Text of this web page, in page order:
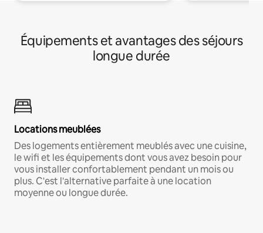
Équipements et avantages des séjours
longue durée
Locations meublées
Des logements entièrement meublés avec une cuisine,
le wifi et les équipements dont vous avez besoin pour
vous installer confortablement pendant un mois ou
plus. C'est l'alternative parfaite à une location
moyenne ou longue durée.